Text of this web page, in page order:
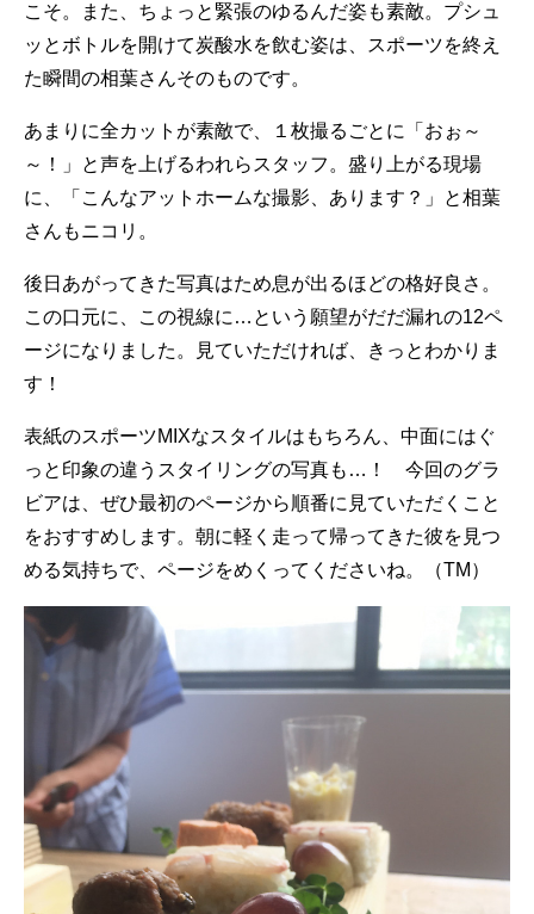
こそ。また、ちょっと緊張のゆるんだ姿も素敵。プシュ
ッとボトルを開けて炭酸水を飲む姿は、スポーツを終え
た瞬間の相葉さんそのものです。
あまりに全カットが素敵で、１枚撮るごとに「おぉ～
～！」と声を上げるわれらスタッフ。盛り上がる現場
に、「こんなアットホームな撮影、あります？」と相葉
さんもニコリ。
後日あがってきた写真はため息が出るほどの格好良さ。
この口元に、この視線に…という願望がだだ漏れの12ペ
ージになりました。見ていただければ、きっとわかりま
す！
表紙のスポーツMIXなスタイルはもちろん、中面にはぐ
っと印象の違うスタイリングの写真も…！ 今回のグラ
ビアは、ぜひ最初のページから順番に見ていただくこと
をおすすめします。朝に軽く走って帰ってきた彼を見つ
める気持ちで、ページをめくってくださいね。（TM）